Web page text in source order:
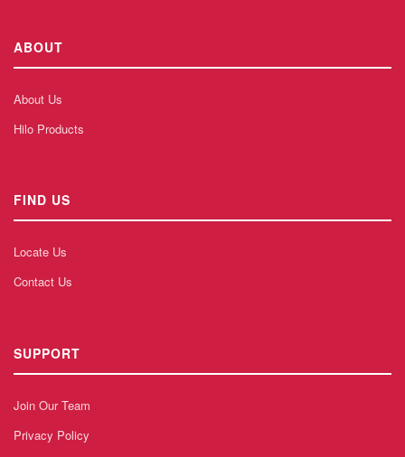
ABOUT
About Us
Hilo Products
FIND US
Locate Us
Contact Us
SUPPORT
Join Our Team
Privacy Policy